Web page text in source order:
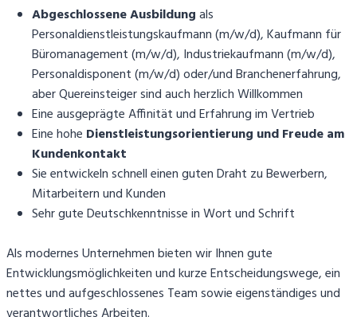
Abgeschlossene Ausbildungals
Personaldienstleistungskaufmann (m/w/d), Kaufmann für
Büromanagement (m/w/d), Industriekaufmann (m/w/d),
Personaldisponent (m/w/d) oder/und Branchenerfahrung,
aber Quereinsteiger sind auch herzlich Willkommen
Eine ausgeprägte Affinität und Erfahrung im Vertrieb
Eine hohe Dienstleistungsorientierung und Freude am
Kundenkontakt
Sie entwickeln schnell einen guten Draht zu Bewerbern,
Mitarbeitern und Kunden
Sehr gute Deutschkenntnisse in Wort und Schrift
Als modernes Unternehmen bieten wir Ihnen gute
Entwicklungsmöglichkeiten und kurze Entscheidungswege, ein
nettes und aufgeschlossenes Team sowie eigenständiges und